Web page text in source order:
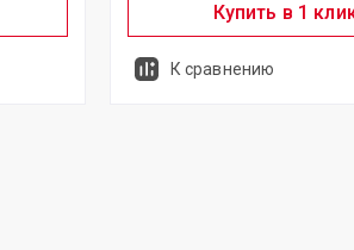
Купить в 1
К сравнению